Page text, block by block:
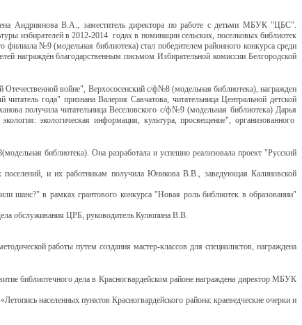
Андриянова В.А., заместитель директора по работе с детьми МБУК "ЦБС".
избирателей в 2012-2014 годах в номинации сельских, поселковых библиотек
№9 (модельная библиотека) стал победителем районного конкурса среди
награждён благодарственным письмом Избирательной комиссии Белгородской
войне", Верхососенский с/ф№8 (модельная библиотека), награжден
года" признана Валерия Савчатова, читательница Центральной детской
получила читательница Веселовского с/ф№9 (модельная библиотека) Дарья
экологическая информация, культура, просвещение", организованного
библиотека). Она разработала и успешно реализовала проект "Русский
и их работникам получила Юникова В.В., заведующая Калиновской
шанс?" в рамках грантового конкурса "Новая роль библиотек в образовании"
обслуживания ЦРБ, руководитель Кулюпина В.В.
работы путем создания мастер-классов для специалистов, награждена
библиотечного дела в Красногвардейском районе награждена директор МБУК
населенных пунктов Красногвардейского района: краеведческие очерки и